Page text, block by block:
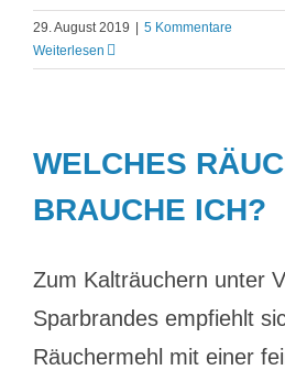
29. August 2019
5 Kommentare
Weiterlesen
WELCHES
BRAUCHE ICH?
Zum Kalträuchern unter
Sparbrandes empfiehlt
Räuchermehl mit einer